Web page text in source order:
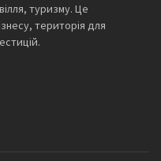
туризму. Це
територія для